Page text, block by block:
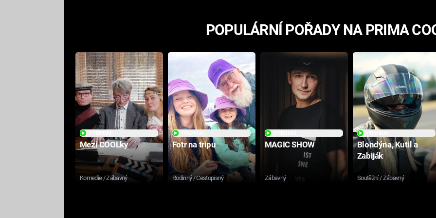
POPULÁRNÍ POŘADY NA PRIMA
Mezi COOLky
Komedie / Zábavný
Fotr na tripu
Rodinný / Cestopisný
MAGIC SHOW
Zábavný
Blondýna, Kutil a
Zabiják
Soutěžní / Zábavný